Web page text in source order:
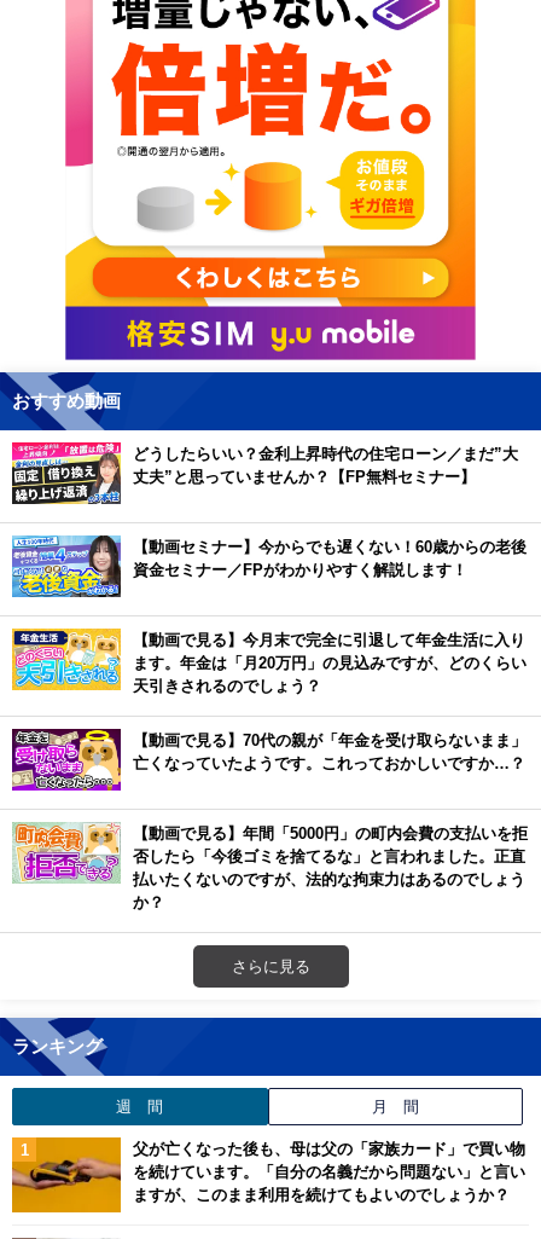
おすすめ動画
どうしたらいい？金利上昇時代の住宅ローン／まだ”大
丈夫”と思っていませんか？【FP無料セミナー】
【動画セミナー】今からでも遅くない！60歳からの老後
資金セミナー／FPがわかりやすく解説します！
【動画で見る】今月末で完全に引退して年金生活に入り
ます。年金は「月20万円」の見込みですが、どのくらい
天引きされるのでしょう？
【動画で見る】70代の親が「年金を受け取らないまま」
亡くなっていたようです。これっておかしいですか…？
【動画で見る】年間「5000円」の町内会費の支払いを拒
否したら「今後ゴミを捨てるな」と言われました。正直
払いたくないのですが、法的な拘束力はあるのでしょう
か？
さらに見る
ランキング
週 間 月 間
父が亡くなった後も、母は父の「家族カード」で買い物
を続けています。「自分の名義だから問題ない」と言い
ますが、このまま利用を続けてもよいのでしょうか？